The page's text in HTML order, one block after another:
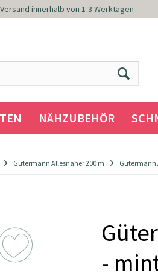
Versand innerhalb von 1-3 Werktagen
NÄHZUBEHÖR
Gütermann Allesnäher 200 m Gütermann
-